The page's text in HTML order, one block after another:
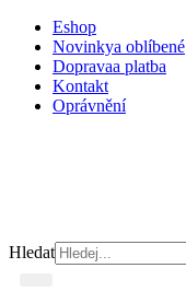
Eshop
Novinkya oblíbené
Dopravaa platba
Kontakt
Oprávnění
Hledat